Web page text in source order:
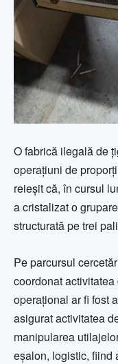
O fabrică ilegală de
operațiuni de
reieșit că, în cursul
a cristalizat o
structurată pe trei
Pe parcursul
coordonat
operațional ar fi fost
asigurat activitatea
manipularea
eșalon, logistic, fiind